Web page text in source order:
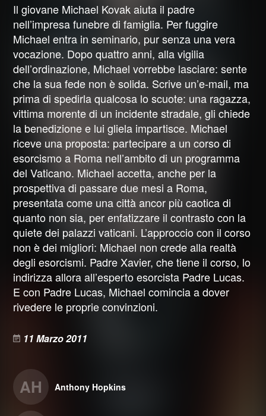
Il giovane Michael Kovak aiuta il padre
nell’impresa funebre di famiglia. Per fuggire
Michael entra in seminario, pur senza una vera
vocazione. Dopo quattro anni, alla vigilia
dell’ordinazione, Michael vorrebbe lasciare: sente
che la sua fede non è solida. Scrive un’e-mail, ma
prima di spedirla qualcosa lo scuote: una ragazza,
vittima morente di un incidente stradale, gli chiede
la benedizione e lui gliela impartisce. Michael
riceve una proposta: partecipare a un corso di
esorcismo a Roma nell’ambito di un programma
del Vaticano. Michael accetta, anche per la
prospettiva di passare due mesi a Roma,
presentata come una città ancor più caotica di
quanto non sia, per enfatizzare il contrasto con la
quiete dei palazzi vaticani. L’approccio con il corso
non è dei migliori: Michael non crede alla realtà
degli esorcismi. Padre Xavier, che tiene il corso, lo
indirizza allora all’esperto esorcista Padre Lucas.
E con Padre Lucas, Michael comincia a dover
rivedere le proprie convinzioni.
11 Marzo 2011
AH Anthony Hopkins